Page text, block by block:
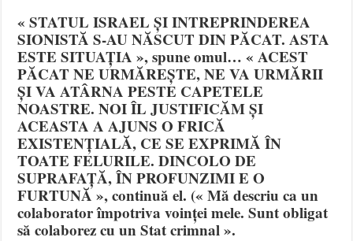
« STATUL ISRAEL ȘI INTREPRINDEREA
SIONISTĂ S-AU NĂSCUT DIN PĂCAT. ASTA
ESTE SITUAȚIA », spune omul… « ACEST
PĂCAT NE URMĂREȘTE, NE VA URMĂRII
ȘI VA ATÂRNA PESTE CAPETELE
NOASTRE. NOI ÎL JUSTIFICĂM ȘI
ACEASTA A AJUNS O FRICĂ
EXISTENȚIALĂ, CE SE EXPRIMĂ ÎN
TOATE FELURILE. DINCOLO DE
SUPRAFAȚĂ, ÎN PROFUNZIMI E O
FURTUNĂ », continuă el. (« Mă descriu ca un
colaborator împotriva voinței mele. Sunt obligat
să colaborez cu un Stat crimnal ».